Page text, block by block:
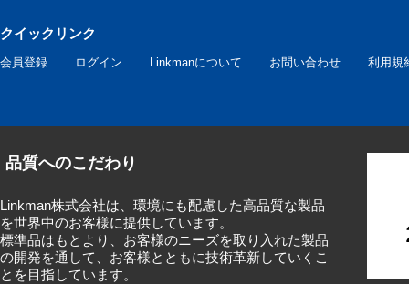
クイックリンク
会員登録 ログイン Linkmanについて お問い合わせ 利用規
品質へのこだわり
Linkman株式会社は、環境にも配慮した高品質な製品
を世界中のお客様に提供しています。
標準品はもとより、お客様のニーズを取り入れた製品
の開発を通して、お客様とともに技術革新していくこ
とを目指しています。